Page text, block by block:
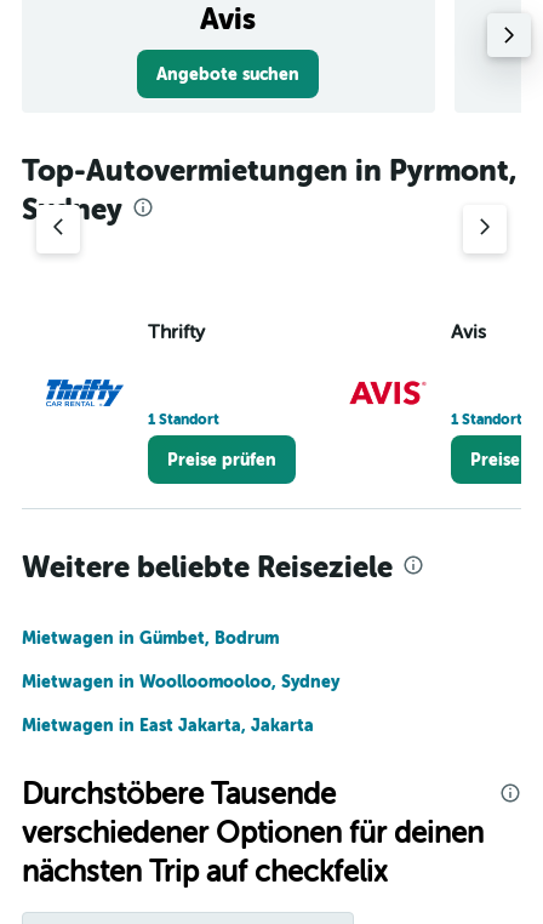
Avis
Angebote suchen
Top-Autovermietungen in Pyrmont,
Sydney
Thrifty
1 Standort
Preise prüfen
Avis
1 Standort
Preise
Weitere beliebte Reiseziele
Mietwagen in Gümbet, Bodrum
Mietwagen in Woolloomooloo, Sydney
Mietwagen in East Jakarta, Jakarta
Durchstöbere Tausende
verschiedener Optionen für deinen
nächsten Trip auf checkfelix